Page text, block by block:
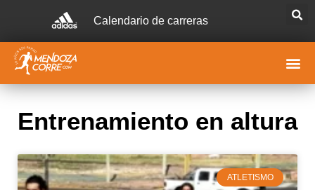
Calendario de carreras
Entrenamiento en altura
ATLETISMO